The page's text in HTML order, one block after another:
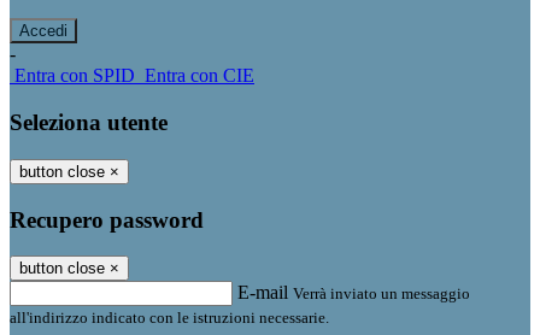
-
Entra con SPID Entra con CIE
Seleziona utente
button close ×
Recupero password
button close ×
E-mail Verrà inviato un messaggio
all'indirizzo indicato con le istruzioni necessarie.